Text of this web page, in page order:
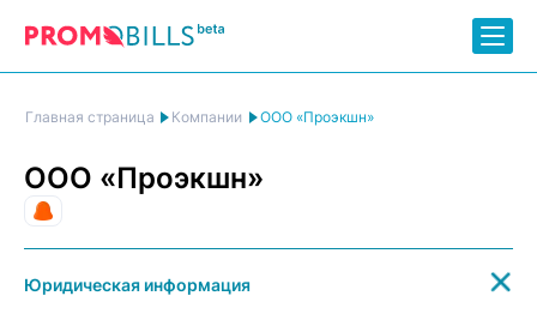
Главная страница Компании ООО «Проэкшн»
ООО «Проэкшн»
Юридическая информация